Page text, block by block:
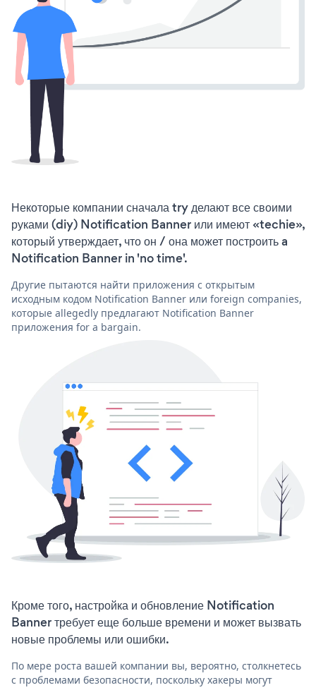
Некоторые компании сначала try делают все своими
руками (diy) Notification Banner или имеют «techie»,
который утверждает, что он / она может построить a
Notification Banner in 'no time'.
Другие пытаются найти приложения с открытым
исходным кодом Notification Banner или foreign companies,
которые allegedly предлагают Notification Banner
приложения for a bargain.
Кроме того, настройка и обновление Notification
Banner требует еще больше времени и может вызвать
новые проблемы или ошибки.
По мере роста вашей компании вы, вероятно, столкнетесь
с проблемами безопасности, поскольку хакеры могут